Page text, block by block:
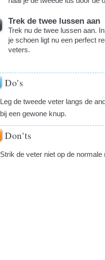
Trek de twee lussen aan
Trek nu de twee lussen aan.
je schoen ligt nu een perfect
veters.
Do's
Leg de tweede veter langs de
bij een gewone knup.
Don'ts
Strik de veter niet op de normale